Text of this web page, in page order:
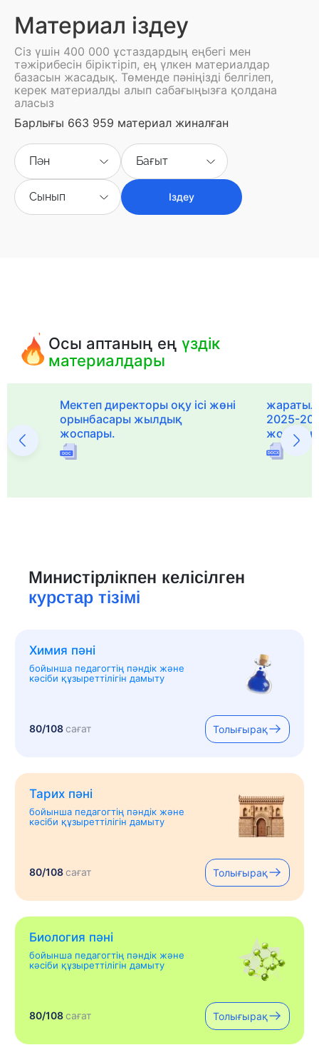
Материал іздеу
Сіз үшін 400 000 ұстаздардың еңбегі мен
тәжірибесін біріктіріп, ең үлкен материалдар
базасын жасадық. Төменде пәніңізді белгілеп,
керек материалды алып сабағыңызға қолдана
аласыз
Барлығы 663 959 материал жиналған
Пән Бағыт
Сынып Іздеу
Осы аптаның еңүздік
материалдары
Мектеп директоры оқу ісі жөні
орынбасары жылдық
жоспары.
2025-
жоспары
Министірлікпен келісілген
курстар тізімі
Химия пәні
бойынша педагогтің пәндік және
кәсіби құзыреттілігін дамыту
80/108сағат Толығырақ
Тарих пәні
бойынша педагогтің пәндік және
кәсіби құзыреттілігін дамыту
80/108сағат Толығырақ
Биология пәні
бойынша педагогтің пәндік және
кәсіби құзыреттілігін дамыту
80/108сағат Толығырақ